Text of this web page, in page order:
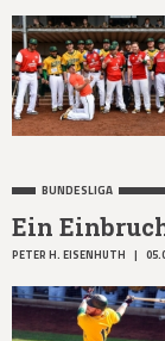
BUNDESLIGA
Ein
PETER H. EISENHUTH |